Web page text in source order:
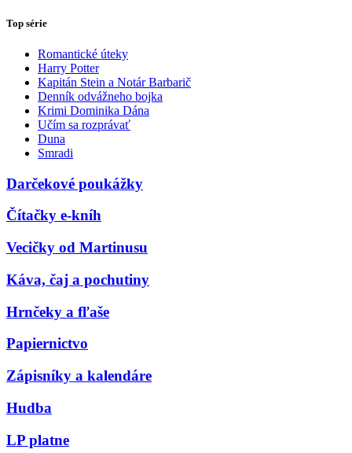
Top série
Romantické úteky
Harry Potter
Kapitán Stein a Notár Barbarič
Denník odvážneho bojka
Krimi Dominika Dána
Učím sa rozprávať
Duna
Smradi
Darčekové poukážky
Čítačky e-kníh
Vecičky od Martinusu
Káva, čaj a pochutiny
Hrnčeky a fľaše
Papiernictvo
Zápisníky a kalendáre
Hudba
LP platne